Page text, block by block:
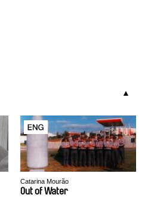
Catarina Mourão
Out of Water